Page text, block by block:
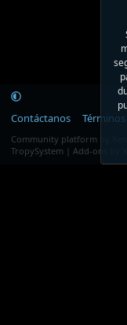
Contáctanos
Community platform by
TropySystem | Add-ons by